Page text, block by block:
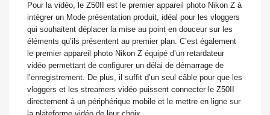
Pour la vidéo, le Z50II est le premier appareil photo Nikon Z à
intégrer un Mode présentation produit, idéal pour les vloggers
qui souhaitent déplacer la mise au point en douceur sur les
éléments qu’ils présentent au premier plan. C’est également
le premier appareil photo Nikon Z équipé d’un retardateur
vidéo permettant de configurer un délai de démarrage de
l’enregistrement. De plus, il suffit d’un seul câble pour que les
vloggers et les streamers vidéo puissent connecter le Z50II
directement à un périphérique mobile et le mettre en ligne sur